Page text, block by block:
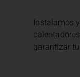
Instalamos
garantizar